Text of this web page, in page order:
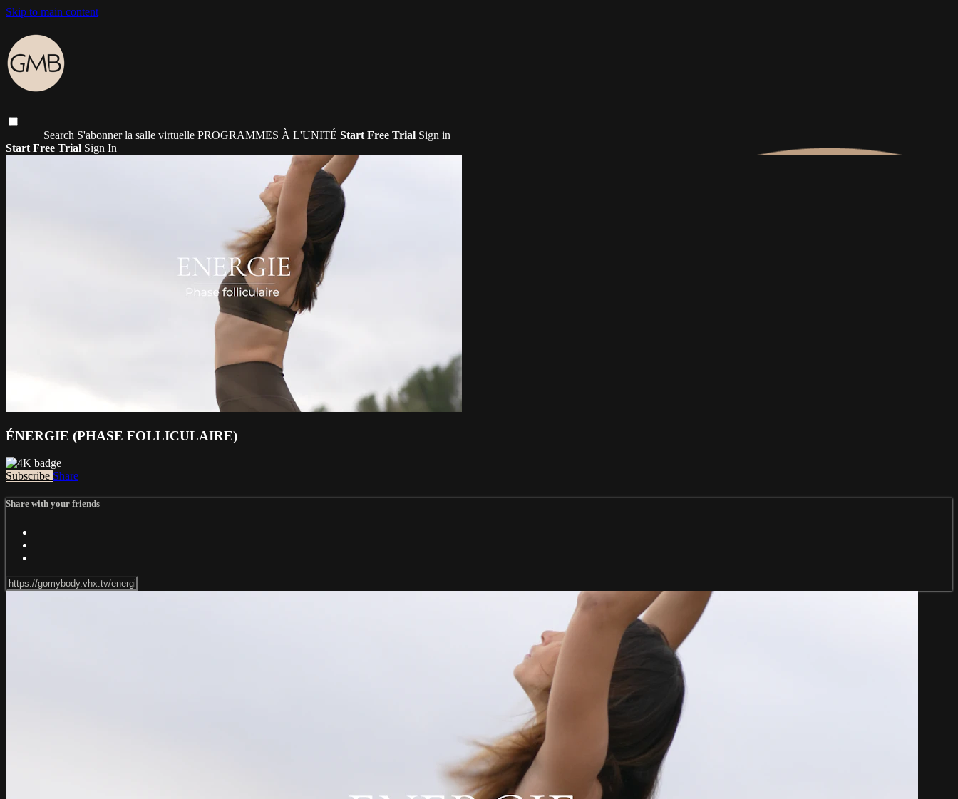
Skip to main content
Search S'abonner la salle virtuelle PROGRAMMES À L'UNITÉ Start Free Trial Sign in
Start Free Trial Sign In
ÉNERGIE (PHASE FOLLICULAIRE)
Subscribe Share
Share with your friends